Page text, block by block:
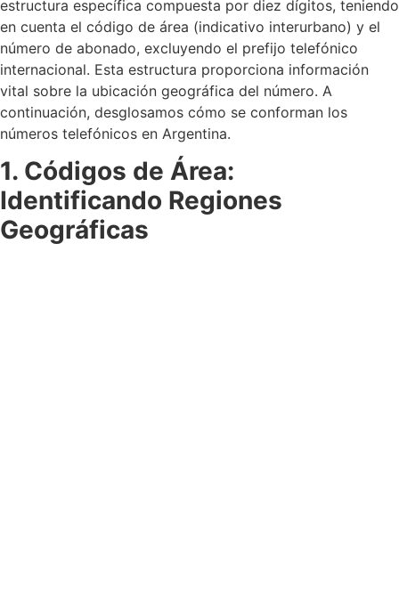
estructura específica compuesta por diez dígitos, teniendo
en cuenta el código de área (indicativo interurbano) y el
número de abonado, excluyendo el prefijo telefónico
internacional. Esta estructura proporciona información
vital sobre la ubicación geográfica del número. A
continuación, desglosamos cómo se conforman los
números telefónicos en Argentina.
1. Códigos de Área:
Identificando Regiones
Geográficas